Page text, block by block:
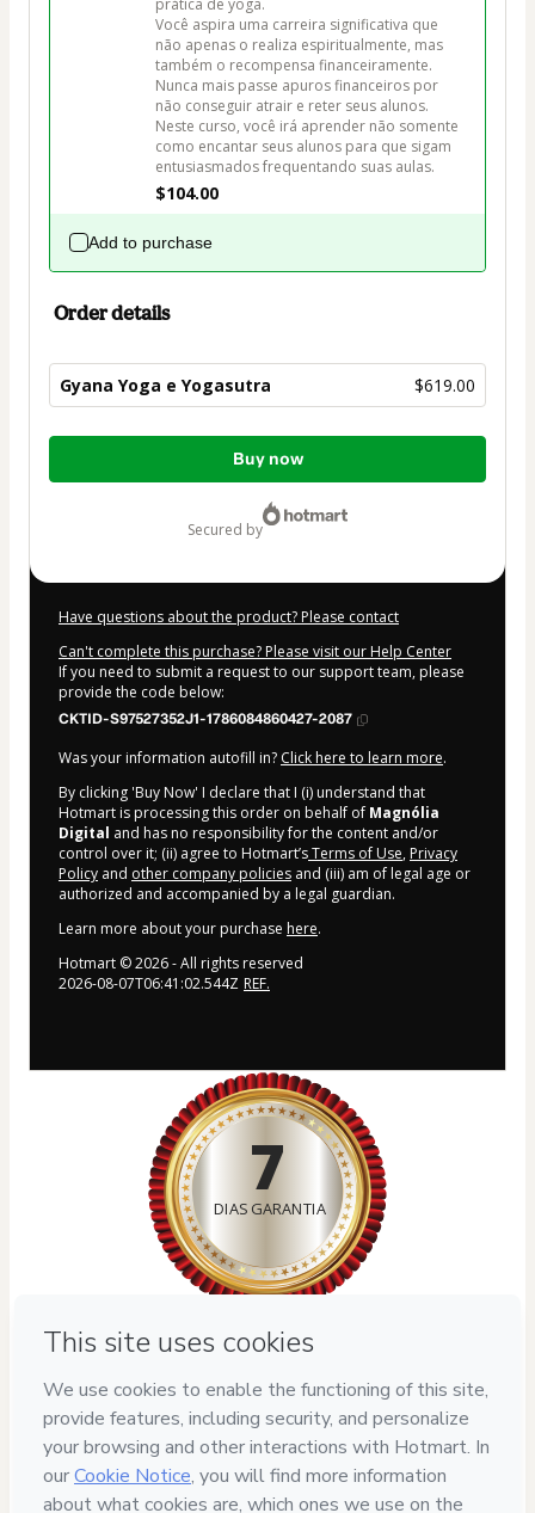
prática de yoga.
Você aspira uma carreira significativa que
não apenas o realiza espiritualmente, mas
também o recompensa financeiramente.
Nunca mais passe apuros financeiros por
não conseguir atrair e reter seus alunos.
Neste curso, você irá aprender não somente
como encantar seus alunos para que sigam
entusiasmados frequentando suas aulas.
$104.00
Add to purchase
Order details
Gyana Yoga e Yogasutra $619.00
Total
Buy now
secured by
Have questions about the product? Please contact
Can't complete this purchase? Please visit our Help Center
If you need to submit a request to our support team, please
provide the code below:
CKTID-S97527352J1-1786084860427-2087
Was your information autofill in? Click here to learn more.
By clicking 'Buy Now' I declare that I (i) understand that
Hotmart is processing this order on behalf of Magnólia
Digital and has no responsibility for the content and/or
control over it; (ii) agree to Hotmart’sTerms of Use, Privacy
Policy and other company policies and (iii) am of legal age or
authorized and accompanied by a legal guardian.
Learn more about your purchase here.
Hotmart ©2026- All rights reserved
2026-08-07T06:41:02.544Z REF.
7
DIAS GARANTIA
Your information is 100% secure
Safe purchase
Secure and authenticated environment